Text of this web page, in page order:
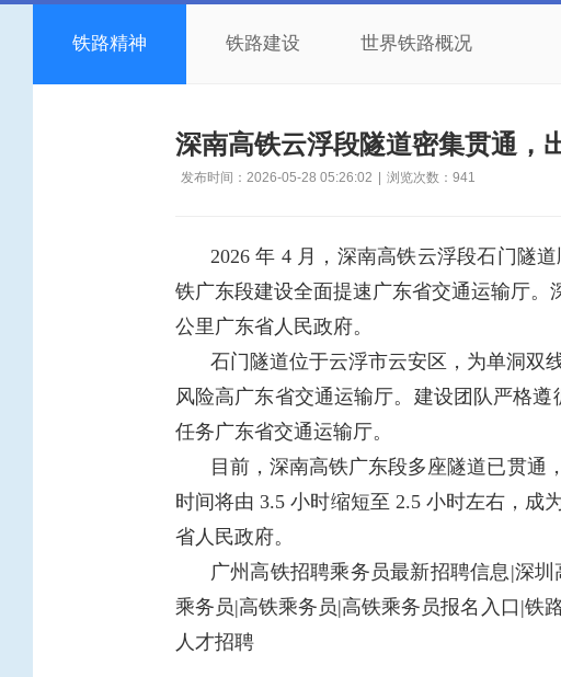
铁路精神 铁路建设 世界铁路概况
深南高铁云浮段隧道密集贯通，
发布时间：2026-05-28 05:26:02 浏览次数： 941
2026 年 4 月，深南高铁云浮段石门隧
铁广东段建设全面提速广东省交通运输厅。
公里广东省人民政府。
石门隧道位于云浮市云安区，为单洞双
风险高广东省交通运输厅。建设团队严格
任务广东省交通运输厅。
目前，深南高铁广东段多座隧道已贯通
时间将由 3.5 小时缩短至 2.5 小时左右，
省人民政府。
广州高铁招聘乘务员最新招聘信息|深
乘务员|高铁乘务员|高铁乘务员报名入口|铁
人才招聘